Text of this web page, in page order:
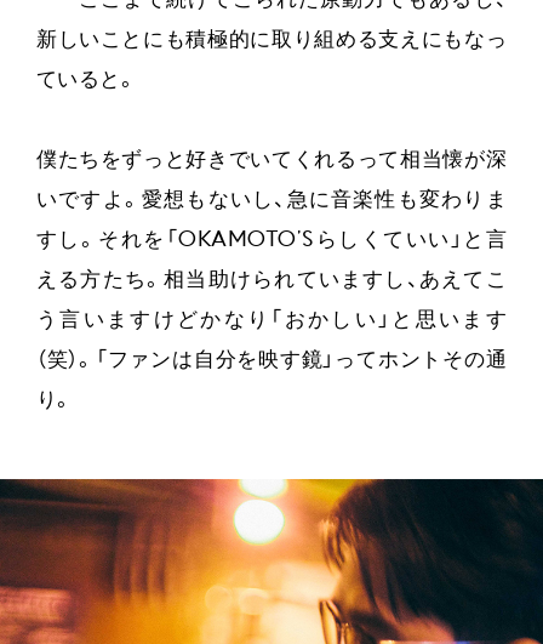
新しいことにも積極的に取り組める支えにもなっ
ていると。
僕たちをずっと好きでいてくれるって相当懐が深
いですよ。愛想もないし、急に音楽性も変わりま
すし。それを「OKAMOTO’Sらしくていい」と言
える方たち。相当助けられていますし、あえてこ
う言いますけどかなり「おかしい」と思います
（笑）。「ファンは自分を映す鏡」ってホントその通
り。